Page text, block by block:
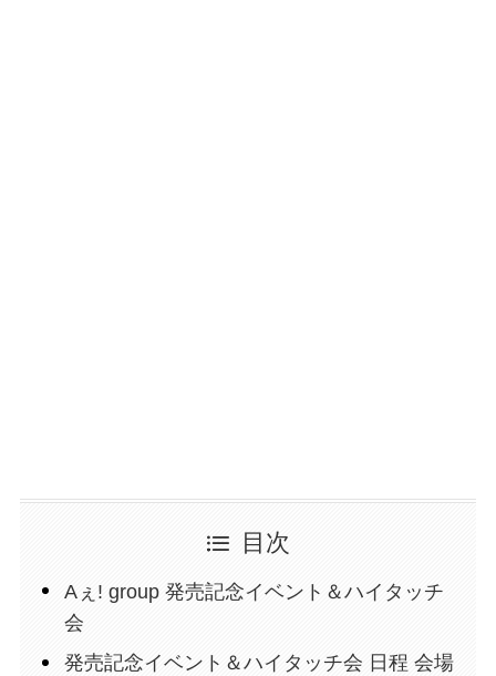
目次
Aぇ! group 発売記念イベント＆ハイタッチ
会
発売記念イベント＆ハイタッチ会 日程 会場